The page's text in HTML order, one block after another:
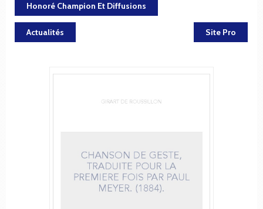
Honoré Champion Et Diffusions
Actualités Site Pro